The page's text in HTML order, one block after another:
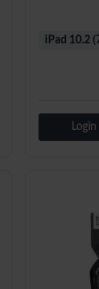
iPad 10.2
Login